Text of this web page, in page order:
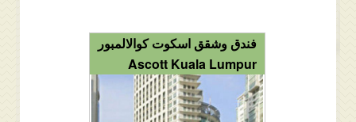
فندق وشقق اسكوت كوالالمبور
Ascott Kuala Lumpur